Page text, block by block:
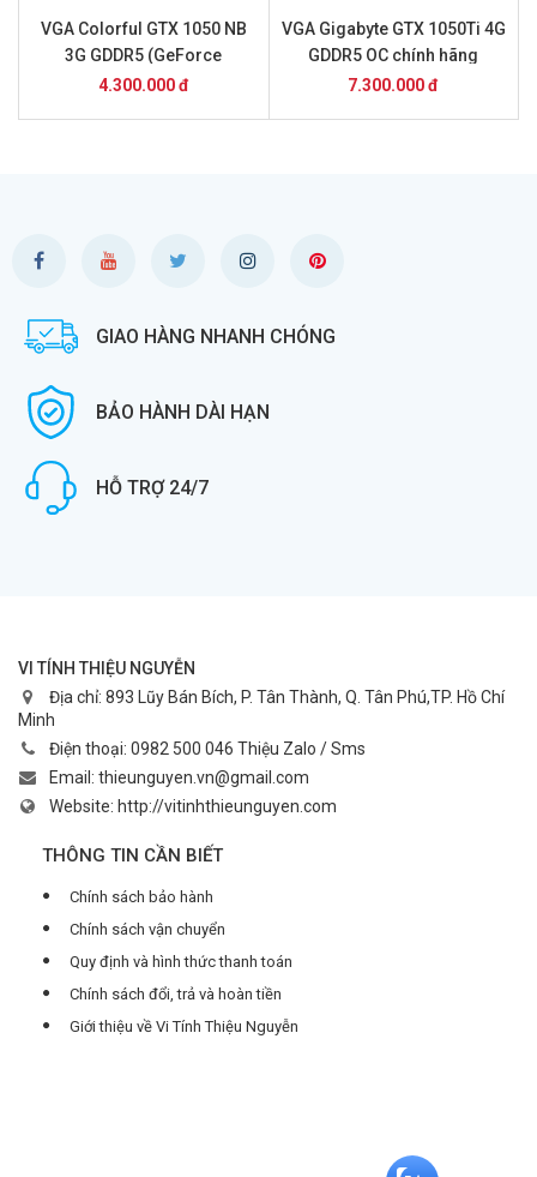
VGA Colorful GTX 1050 NB
3G GDDR5 (GeForce
GTX1050 NB 3G) Chính Hãng
4.300.000 đ
VGA Gigabyte GTX 1050Ti 4G
GDDR5 OC chính hãng
7.300.000 đ
GIAO HÀNG NHANH CHÓNG
BẢO HÀNH DÀI HẠN
HỖ TRỢ 24/7
VI TÍNH THIỆU NGUYỄN
Địa chỉ: 893 Lũy Bán Bích, P. Tân Thành, Q. Tân Phú,TP. Hồ Chí
Minh
Điện thoại: 0982 500 046 Thiệu Zalo / Sms
Email: thieunguyen.vn@gmail.com
Website: http://vitinhthieunguyen.com
THÔNG TIN CẦN BIẾT
Chính sách bảo hành
Chính sách vận chuyển
Quy định và hình thức thanh toán
Chính sách đổi, trả và hoàn tiền
Giới thiệu về Vi Tính Thiệu Nguyễn